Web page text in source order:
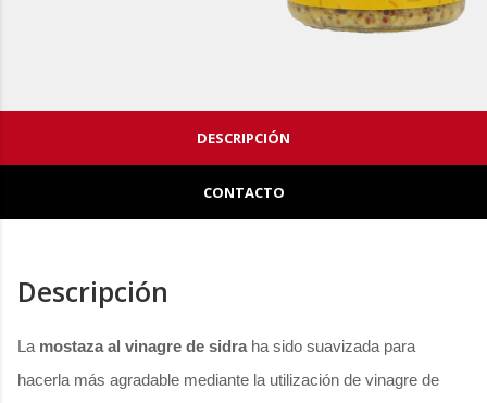
DESCRIPCIÓN
CONTACTO
Descripción
La mostaza al vinagre de sidra ha sido suavizada para
hacerla más agradable mediante la utilización de vinagre de